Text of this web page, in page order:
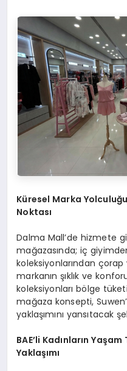
Küresel Marka
Noktası
Dalma Mall’de hizmete
mağazasında; iç
koleksiyonlarından
markanın şıklık ve
koleksiyonları bölge
mağaza konsepti,
yaklaşımını yansıtacak
BAE’li Kadınların
Yaklaşımı